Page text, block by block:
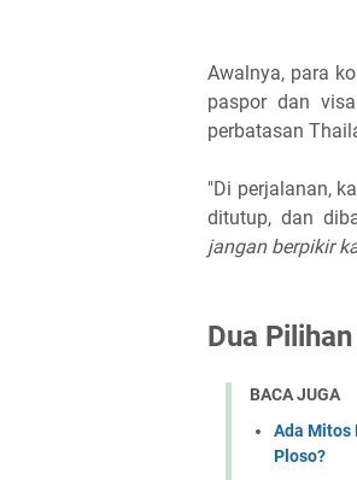
Awalnya, para
paspor dan
perbatasan
"Di perjalanan,
ditutup, dan
jangan berpikir
Dua
BACA JUGA
Ada Mitos
Ploso?